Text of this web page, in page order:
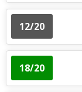
12/20
18/20